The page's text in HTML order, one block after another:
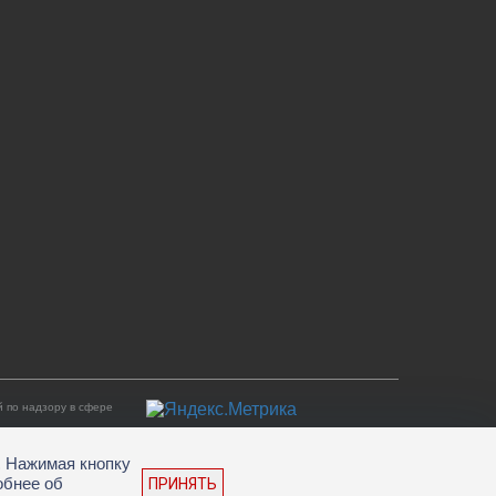
надзору в сфере
Нажимая кнопку
об
ПРИНЯТЬ